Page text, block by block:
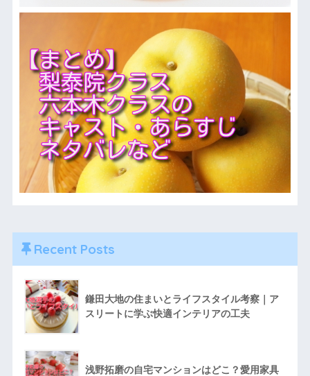
Recent Posts
鎌田大地の住まいとライフスタイル考察｜ア
スリートに学ぶ快適インテリアの工夫
浅野拓磨の自宅マンションはどこ？愛用家具